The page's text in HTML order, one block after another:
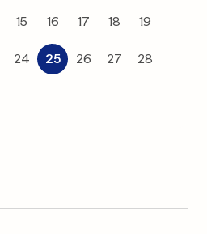
15 16 17 18 19
24 25 26 27 28